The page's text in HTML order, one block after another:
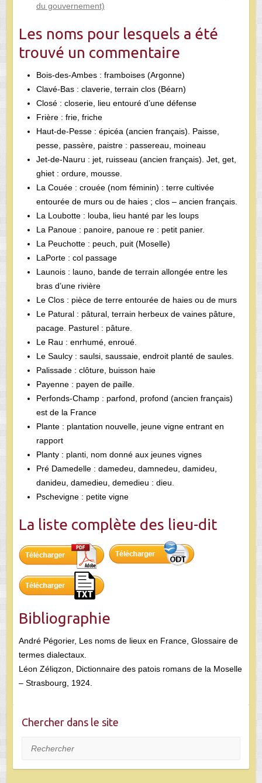
du gouvernement)
Les noms pour lesquels a été
trouvé un commentaire
Bois-des-Ambes : framboises (Argonne)
Clavé-Bas : claverie, terrain clos (Béarn)
Closé : closerie, lieu entouré d’une défense
Frière : frie, friche
Haut-de-Pesse : épicéa (ancien français). Paisse,
pesse, passère, paistre : passereau, moineau
Jet-de-Nauru : jet, ruisseau (ancien français). Jet, get,
ghiet : ordure, mousse.
La Couée : crouée (nom féminin) : terre cultivée
entourée de murs ou de haies ; clos – ancien français.
La Loubotte : louba, lieu hanté par les loups
La Panoue : panoire, panoue re : petit panier.
La Peuchotte : peuch, puit (Moselle)
LaPorte : col passage
Launois : launo, bande de terrain allongée entre les
bras d’une rivière
Le Clos : pièce de terre entourée de haies ou de murs
Le Patural : pâtural, terrain herbeux de vaines pâture,
pacage. Pasturel : pâture.
Le Rau : enrhumé, enroué.
Le Saulcy : saulsi, saussaie, endroit planté de saules.
Palissade : clôture, buisson haie
Payenne : payen de paille.
Perfonds-Champ : parfond, profond (ancien français)
est de la France
Plante : plantation nouvelle, jeune vigne entrant en
rapport
Planty : planti, nom donné aux jeunes vignes
Pré Damedelle : damedeu, damnedeu, damideu,
danideu, damedieu, demedieu : dieu.
Pschevigne : petite vigne
La liste complète des lieu-dit
Bibliographie
André Pégorier, Les noms de lieux en France, Glossaire de
termes dialectaux.
Léon Zéliqzon, Dictionnaire des patois romans de la Moselle
– Strasbourg, 1924.
Chercher dans le site
Rechercher